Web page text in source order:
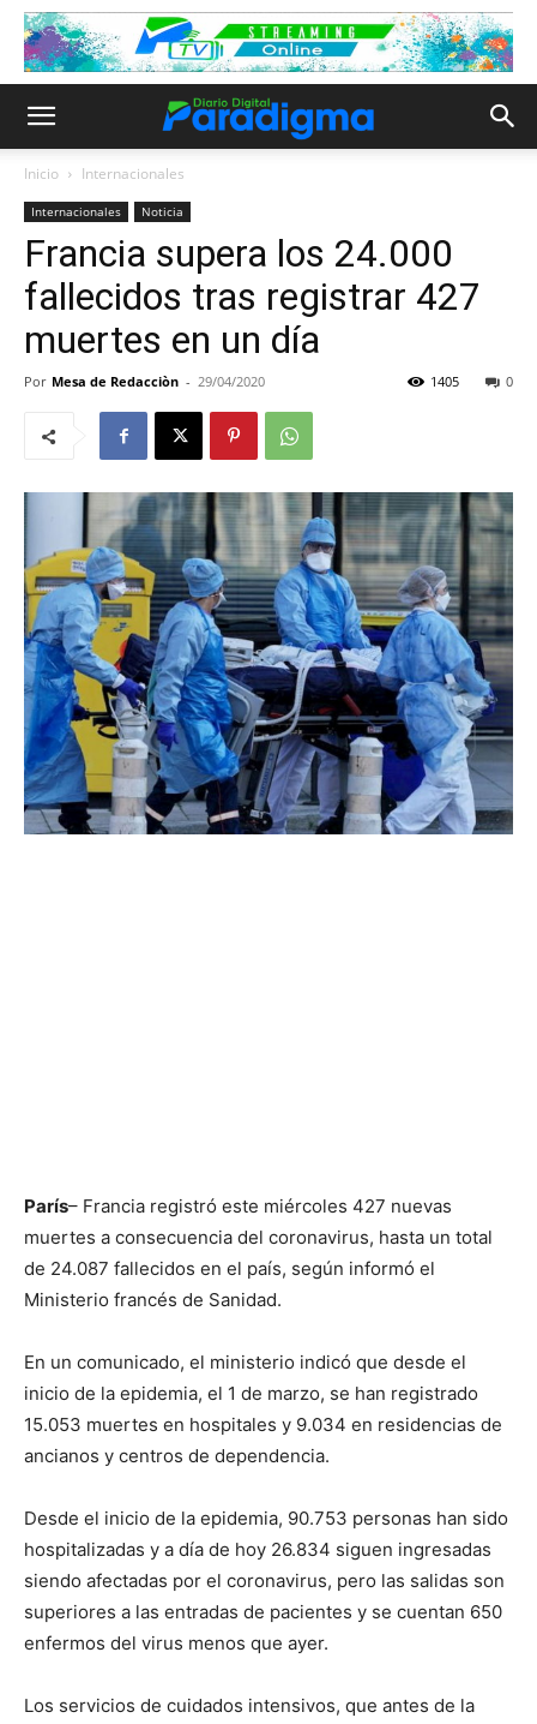
Inicio Internacionales
Internacionales Noticia
Francia supera los 24.000
fallecidos tras registrar 427
muertes en un día
Por Mesa de Redacciòn - 29/04/2020 0
1405
París– Francia registró este miércoles 427 nuevas
muertes a consecuencia del coronavirus, hasta un total
de 24.087 fallecidos en el país, según informó el
Ministerio francés de Sanidad.
En un comunicado, el ministerio indicó que desde el
inicio de la epidemia, el 1 de marzo, se han registrado
15.053 muertes en hospitales y 9.034 en residencias de
ancianos y centros de dependencia.
Desde el inicio de la epidemia, 90.753 personas han sido
hospitalizadas y a día de hoy 26.834 siguen ingresadas
siendo afectadas por el coronavirus, pero las salidas son
superiores a las entradas de pacientes y se cuentan 650
enfermos del virus menos que ayer.
Los servicios de cuidados intensivos, que antes de la